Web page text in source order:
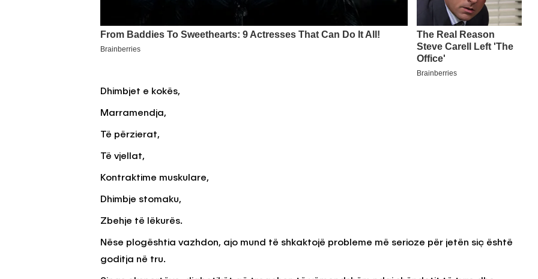
Dhimbjet e kokës,
Marramendja,
Të përzierat,
Të vjellat,
Kontraktime muskulare,
Dhimbje stomaku,
Zbehje të lëkurës.
Nëse plogështia vazhdon, ajo mund të shkaktojë probleme më serioze për jetën siç është
goditja në tru.